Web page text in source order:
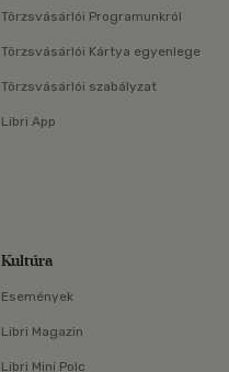
Törzsvásárlói Programunkról
Törzsvásárlói Kártya egyenlege
Törzsvásárlói szabályzat
Libri App
Kultúra
Események
Libri Magazin
Libri Mini Polc